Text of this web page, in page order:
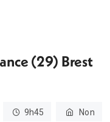
(29) Brest
9h45 Non